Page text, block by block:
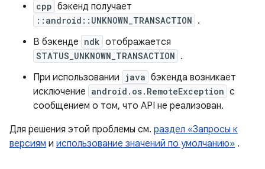
cpp бэкенд получает
::android::UNKNOWN_TRANSACTION .
В бэкенде ndk отображается
STATUS_UNKNOWN_TRANSACTION .
При использовании java бэкенда возникает
исключение android.os.RemoteException с
сообщением о том, что API не реализован.
Для решения этой проблемы см. раздел «Запросы к
версиям и использование значений по умолчанию» .